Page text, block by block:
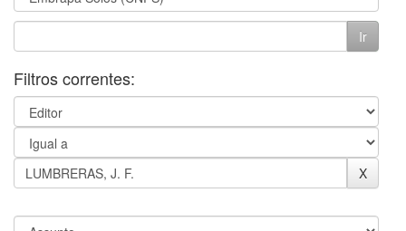
Filtros correntes: